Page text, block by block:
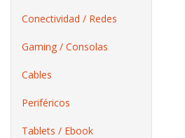
Conectividad / Redes
Gaming / Consolas
Cables
Periféricos
Tablets / Ebook